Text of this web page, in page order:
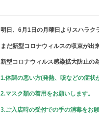
明日、6月1日の月曜日よりスハラク
まだ新型コロナウィルスの収束が出
新型コロナウィルス感染拡大防止の
1.体調の悪い方(発熱、咳などの症状
2.マスク類の着用をお願いします。
3.ご入店時の受付での手の消毒をお願